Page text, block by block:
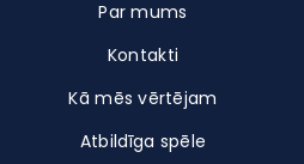
Par mums
Kontakti
Kā mēs vērtējam
Atbildīga spēle